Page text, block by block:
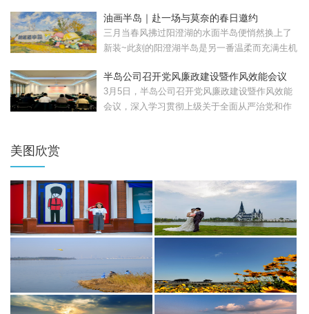
油画半岛｜赴一场与莫奈的春日邀约
三月当春风拂过阳澄湖的水面半岛便悄然换上了
新装~此刻的阳澄湖半岛是另一番温柔而充满生机
半岛公司召开党风廉政建设暨作风效能会议
3月5日，半岛公司召开党风廉政建设暨作风效能
会议，深入学习贯彻上级关于全面从严治党和作
美图欣赏